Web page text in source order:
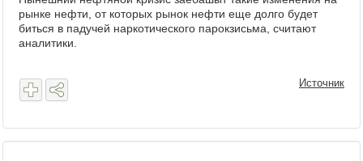
рынке нефти, от которых рынок нефти еще долго будет
биться в падучей наркотического парокзисьма, считают
аналитики.
Источник